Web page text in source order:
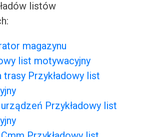
listów
magazynu
list motywacyjny
trasy Przykładowy list
Przykładowy list